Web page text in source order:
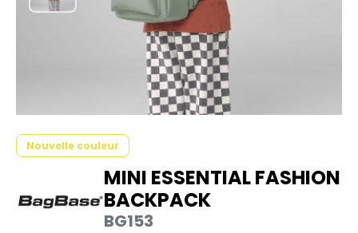
DE SERIE
YOUR BRAND
Nouvelle couleur
MINI ESSENTIAL FASHION
BACKPACK
BG153